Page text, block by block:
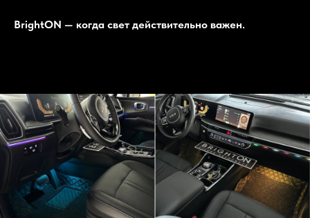
BrightON — когда свет действительно важен.